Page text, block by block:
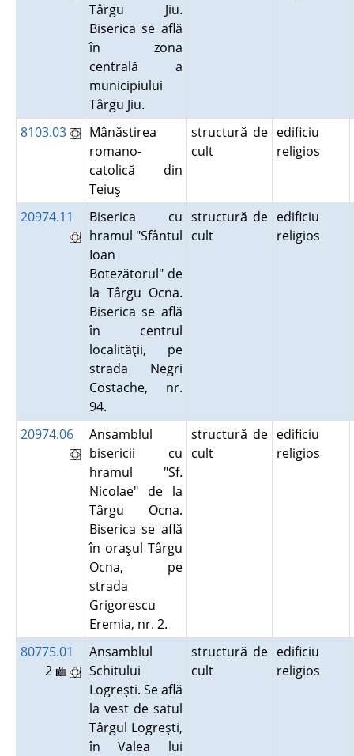
Târgu Jiu.
Biserica se află
în zona
centrală a
municipiului
Târgu Jiu.
8103.03
Mânăstirea
romano-
catolică din
Teiuş
structură de
cult
edificiu
religios
20974.11
Biserica cu
hramul "Sfântul
Ioan
Botezătorul" de
la Târgu Ocna.
Biserica se află
în centrul
localităţii, pe
strada Negri
Costache, nr.
94.
structură de
cult
edificiu
religios
20974.06
Ansamblul
bisericii cu
hramul "Sf.
Nicolae" de la
Târgu Ocna.
Biserica se află
în oraşul Târgu
Ocna, pe
strada
Grigorescu
Eremia, nr. 2.
structură de
cult
edificiu
religios
80775.01
2
Ansamblul
Schitului
Logreşti. Se află
la vest de satul
Târgul Logreşti,
în Valea lui
structură de
cult
edificiu
religios